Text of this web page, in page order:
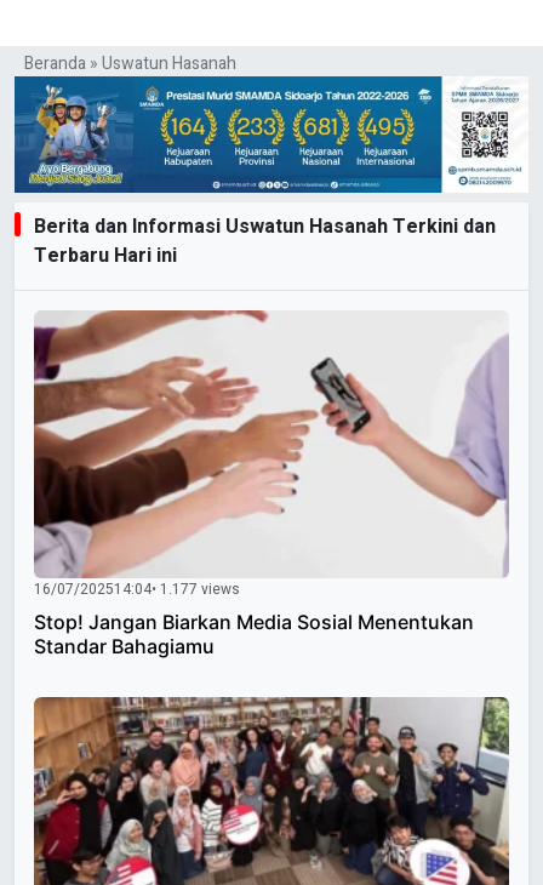
Beranda»Uswatun Hasanah
Berita dan Informasi Uswatun Hasanah Terkini dan
Terbaru Hari ini
16/07/202514:04• 1.177 views
Stop! Jangan Biarkan Media Sosial Menentukan
Standar Bahagiamu